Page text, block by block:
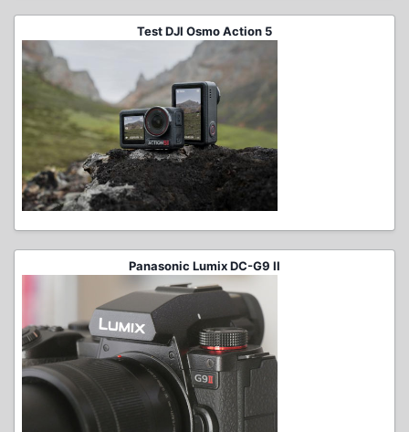
Test DJI Osmo Action 5
Panasonic Lumix DC-G9 II